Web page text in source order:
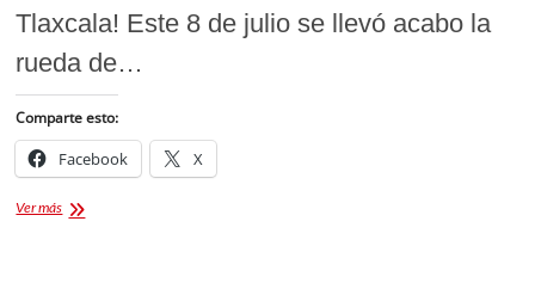
Tlaxcala! Este 8 de julio se llevó acabo la
rueda de…
Comparte esto:
Facebook X
Ver másFestival